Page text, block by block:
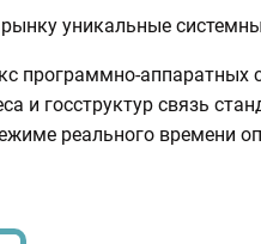
уникальные
программно-аппаратных
и госструктур связь
реального времени